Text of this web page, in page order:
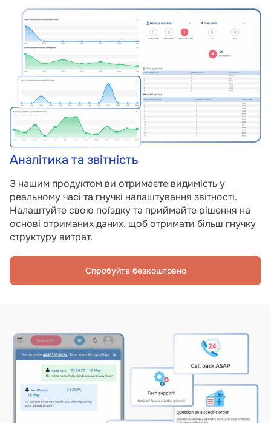
Аналітика та звітність
З нашим продуктом ви отримаєте видимість у
реальному часі та гнучкі налаштування звітності.
Налаштуйте свою поїздку та приймайте рішення на
основі отриманих даних, щоб отримати більш гнучку
структуру витрат.
Спробуйте безкоштовно